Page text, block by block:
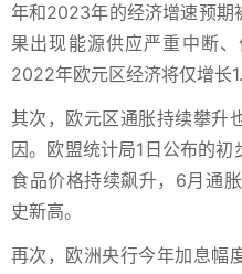
年和2023年的经济增速预期
果出现能源供应严重中断
2022年欧元区经济将仅增长
其次，欧元区通胀持续攀升
因。 欧盟统计局1日公布的
食品价格持续飙升，6月通
史新高。
再次，欧洲央行今年加息幅